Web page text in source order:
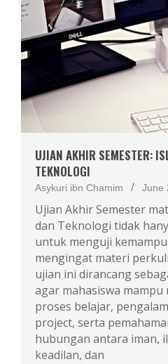
UJIAN AKHIR SEMESTER:
TEKNOLOGI
Asykuri ibn Chamim June
Ujian Akhir Semester
dan Teknologi tidak
untuk menguji
mengingat materi
ujian ini dirancang
agar mahasiswa mampu
proses belajar,
project, serta
hubungan antara iman,
keadilan, dan